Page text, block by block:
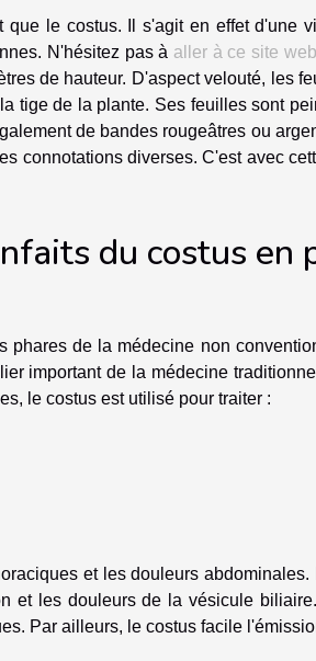
le costus. Il s'agit en effet d'une
N'hésitez pas à aller à ce site web
de hauteur. D'aspect velouté, les
tige de la plante. Ses feuilles sont
de bandes rougeâtres ou
connotations diverses. C'est avec
du costus en
phares de la médecine non
important de la médecine
le costus est utilisé pour traiter :
et les douleurs abdominales.
et les douleurs de la vésicule
Par ailleurs, le costus facile